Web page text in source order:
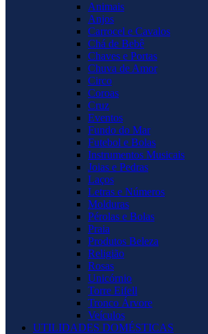
Animais
Anjos
Carrocel e Cavalos
Chá de Bebê
Chaves e Portas
Chuva de Amor
Circo
Coroas
Cruz
Eventos
Fundo do Mar
Futebol e Bolas
Instrumentos Musicais
Joias e Pedras
Laços
Letras e Números
Molduras
Pérolas e Bolas
Praia
Produtos Beleza
Religião
Rosas
Unicórnio
Torre Eifell
Tronco Árvore
Veículos
UTILIDADES DOMÉSTICAS